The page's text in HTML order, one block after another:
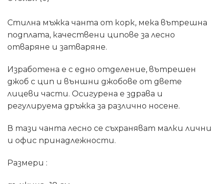
Стилна мъжка чанта от корк, мека вътрешна
подплата, качествени ципове за лесно
отваряне и затваряне.
Изработена е с едно отделение, вътрешен
джоб с цип и външни джобове от двете
лицеви части. Осигурена е здрава и
регулируема дръжка за различно носене.
В тази чанта лесно се съхраняват малки лични
и офис принадлежности.
Размери :